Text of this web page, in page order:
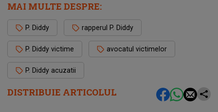
DISTRIBUIE ARTICOLUL
MAI MULTE DESPRE:
P. Diddy rapperul P. Diddy
P. Diddy victime avocatul victimelor
P. Diddy acuzatii